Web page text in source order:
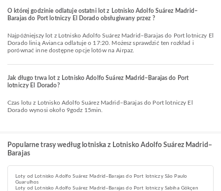
O której godzinie odlatuje ostatni lot z Lotnisko Adolfo Suárez Madrid–
Barajas do Port lotniczy El Dorado obsługiwany przez ?
Najpóźniejszy lot z Lotnisko Adolfo Suárez Madrid–Barajas do Port lotniczy El
Dorado linią Avianca odlatuje o 17:20. Możesz sprawdzić ten rozkład i
porównać inne dostępne opcje lotów na Airpaz.
Jak długo trwa lot z Lotnisko Adolfo Suárez Madrid–Barajas do Port
lotniczy El Dorado?
Czas lotu z Lotnisko Adolfo Suárez Madrid–Barajas do Port lotniczy El
Dorado wynosi około 9godz 15min.
Popularne trasy według lotniska z Lotnisko Adolfo Suárez Madrid–
Barajas
Loty od Lotnisko Adolfo Suárez Madrid–Barajas do Port lotniczy São Paulo
Guarulhos
Loty od Lotnisko Adolfo Suárez Madrid–Barajas do Port lotniczy Sabiha Gökçen